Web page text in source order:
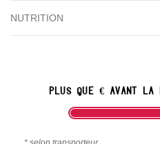
NUTRITION
PLUS QUE € AVANT LA